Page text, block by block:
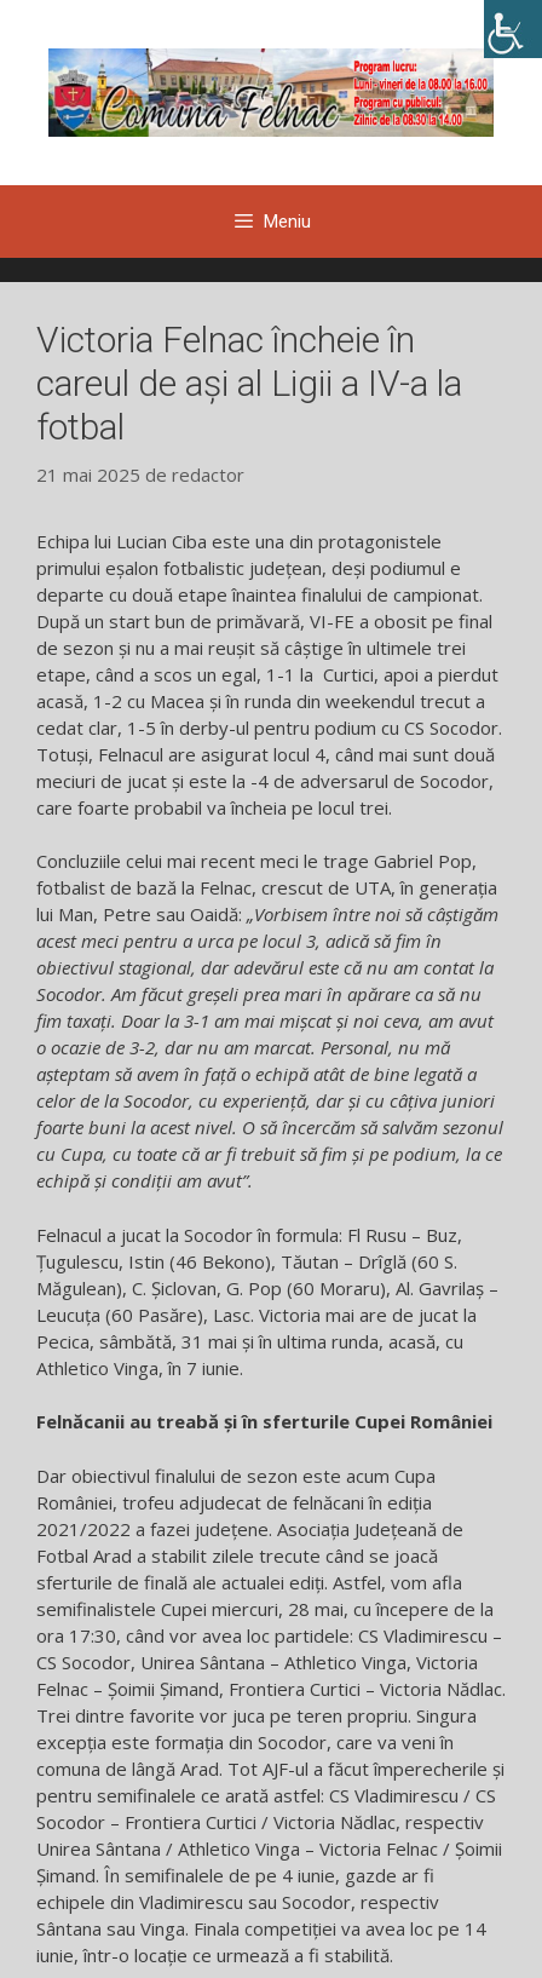
conținut
Meniu
Victoria Felnac încheie în
careul de ași al Ligii a IV-a la
fotbal
21 mai 2025 de redactor
Echipa lui Lucian Ciba este una din protagonistele
primului eșalon fotbalistic județean, deși podiumul e
departe cu două etape înaintea finalului de campionat.
După un start bun de primăvară, VI-FE a obosit pe final
de sezon și nu a mai reușit să câștige în ultimele trei
etape, când a scos un egal, 1-1 la Curtici, apoi a pierdut
acasă, 1-2 cu Macea și în runda din weekendul trecut a
cedat clar, 1-5 în derby-ul pentru podium cu CS Socodor.
Totuși, Felnacul are asigurat locul 4, când mai sunt două
meciuri de jucat și este la -4 de adversarul de Socodor,
care foarte probabil va încheia pe locul trei.
Concluziile celui mai recent meci le trage Gabriel Pop,
fotbalist de bază la Felnac, crescut de UTA, în generația
lui Man, Petre sau Oaidă: „Vorbisem între noi să câștigăm
acest meci pentru a urca pe locul 3, adică să fim în
obiectivul stagional, dar adevărul este că nu am contat la
Socodor. Am făcut greșeli prea mari în apărare ca să nu
fim taxați. Doar la 3-1 am mai mișcat și noi ceva, am avut
o ocazie de 3-2, dar nu am marcat. Personal, nu mă
așteptam să avem în față o echipă atât de bine legată a
celor de la Socodor, cu experiență, dar și cu câțiva juniori
foarte buni la acest nivel. O să încercăm să salvăm sezonul
cu Cupa, cu toate că ar fi trebuit să fim și pe podium, la ce
echipă și condiții am avut”.
Felnacul a jucat la Socodor în formula: Fl Rusu – Buz,
Țugulescu, Istin (46 Bekono), Tăutan – Drîglă (60 S.
Măgulean), C. Șiclovan, G. Pop (60 Moraru), Al. Gavrilaș –
Leucuța (60 Pasăre), Lasc. Victoria mai are de jucat la
Pecica, sâmbătă, 31 mai și în ultima runda, acasă, cu
Athletico Vinga, în 7 iunie.
Felnăcanii au treabă și în sferturile Cupei României
Dar obiectivul finalului de sezon este acum Cupa
României, trofeu adjudecat de felnăcani în ediția
2021/2022 a fazei județene. Asociația Județeană de
Fotbal Arad a stabilit zilele trecute când se joacă
sferturile de finală ale actualei ediți. Astfel, vom afla
semifinalistele Cupei miercuri, 28 mai, cu începere de la
ora 17:30, când vor avea loc partidele: CS Vladimirescu –
CS Socodor, Unirea Sântana – Athletico Vinga, Victoria
Felnac – Șoimii Șimand, Frontiera Curtici – Victoria Nădlac.
Trei dintre favorite vor juca pe teren propriu. Singura
excepția este formația din Socodor, care va veni în
comuna de lângă Arad. Tot AJF-ul a făcut împerecherile și
pentru semifinalele ce arată astfel: CS Vladimirescu / CS
Socodor – Frontiera Curtici / Victoria Nădlac, respectiv
Unirea Sântana / Athletico Vinga – Victoria Felnac / Șoimii
Șimand. În semifinalele de pe 4 iunie, gazde ar fi
echipele din Vladimirescu sau Socodor, respectiv
Sântana sau Vinga. Finala competiției va avea loc pe 14
iunie, într-o locație ce urmează a fi stabilită.